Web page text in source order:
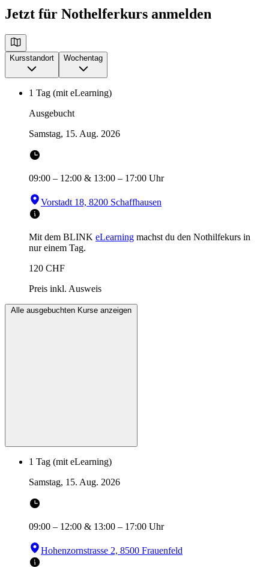
Jetzt für Nothelferkurs anmelden
Kursstandort Wochentag
1 Tag (mit eLearning)
Ausgebucht
Samstag, 15. Aug. 2026
09:00 – 12:00 & 13:00 – 17:00 Uhr
Vorstadt 18, 8200 Schaffhausen
Mit dem BLINK eLearning machst du den Nothilfekurs in
nur einem Tag.
120 CHF
Preis inkl. Ausweis
Alle ausgebuchten Kurse anzeigen
1 Tag (mit eLearning)
Samstag, 15. Aug. 2026
09:00 – 12:00 & 13:00 – 17:00 Uhr
Hohenzornstrasse 2, 8500 Frauenfeld